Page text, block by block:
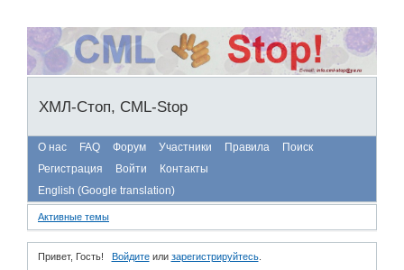
ХМЛ-Стоп, CML-Stop
О нас FAQ Форум Участники Правила
Поиск
Регистрация
Войти
Контакты
English (Google translation)
Активные темы
Привет, Гость! Войдитеили зарегистрируйтесь.